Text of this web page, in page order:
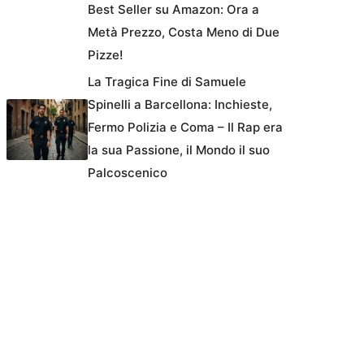
Best Seller su Amazon: Ora a
Metà Prezzo, Costa Meno di Due
Pizze!
La Tragica Fine di Samuele
Spinelli a Barcellona: Inchieste,
Fermo Polizia e Coma – Il Rap era
la sua Passione, il Mondo il suo
Palcoscenico